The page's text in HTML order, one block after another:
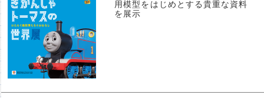
用模型をはじめとする貴重な資料
を展示